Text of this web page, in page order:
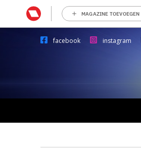
MAGAZINE TOEVOEGEN
facebook instagram